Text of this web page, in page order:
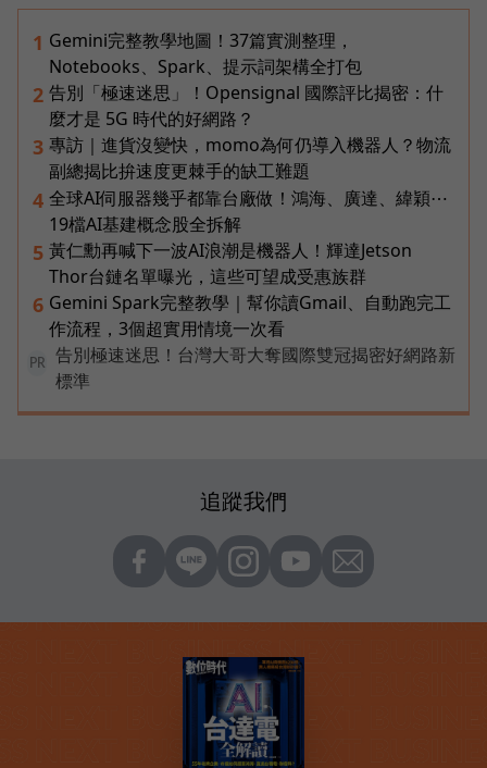
1 Gemini完整教學地圖！37篇實測整理，
Notebooks、Spark、提示詞架構全打包
2 告別「極速迷思」！Opensignal 國際評比揭密：什
麼才是 5G 時代的好網路？
3 專訪｜進貨沒變快，momo為何仍導入機器人？物流
副總揭比拚速度更棘手的缺工難題
4 全球AI伺服器幾乎都靠台廠做！鴻海、廣達、緯穎⋯
19檔AI基建概念股全拆解
5 黃仁勳再喊下一波AI浪潮是機器人！輝達Jetson
Thor台鏈名單曝光，這些可望成受惠族群
6 Gemini Spark完整教學｜幫你讀Gmail、自動跑完工
作流程，3個超實用情境一次看
PR
告別極速迷思！台灣大哥大奪國際雙冠揭密好網路新
標準
追蹤我們